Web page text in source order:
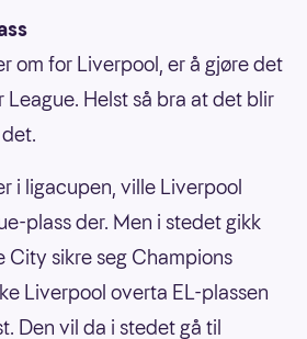
om for Liverpool, er å gjøre det
League. Helst så bra at det blir
i ligacupen, ville Liverpool
plass der. Men i stedet gikk
City sikre seg Champions
Liverpool overta EL-plassen
Den vil da i stedet gå til